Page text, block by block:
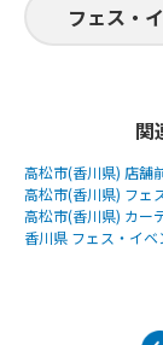
ご来場お待ち
フェス・
関
高松市(香川県) 店舗
高松市(香川県) フェ
高松市(香川県) カー
香川県 フェス・イ